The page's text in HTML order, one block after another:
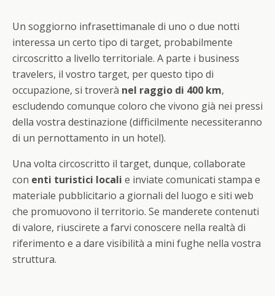
Un soggiorno infrasettimanale di uno o due notti
interessa un certo tipo di target, probabilmente
circoscritto a livello territoriale. A parte i business
travelers, il vostro target, per questo tipo di
occupazione, si troverà nel raggio di 400 km,
escludendo comunque coloro che vivono già nei pressi
della vostra destinazione (difficilmente necessiteranno
di un pernottamento in un hotel).
Una volta circoscritto il target, dunque, collaborate
con enti turistici locali e inviate comunicati stampa e
materiale pubblicitario a giornali del luogo e siti web
che promuovono il territorio. Se manderete contenuti
di valore, riuscirete a farvi conoscere nella realtà di
riferimento e a dare visibilità a mini fughe nella vostra
struttura.